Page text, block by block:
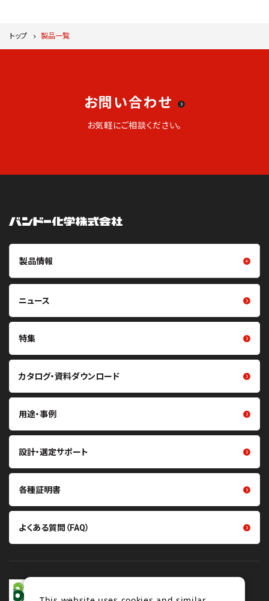
トップ 製品一覧
お問い合わせ
お気軽にご相談ください。
製品情報
摩擦伝動ベルト（Vベルト・平ベ
ト・プーリ）
重量物搬送用コンベヤベルト・
張力計・センサ
フイルム・シート
クリーン化製品
熱マネジメント関連製品
その他製品
ニュース
特集
カタログ・資料ダウンロード
用途・事例
設計・選定サポート
各種証明書
よくある質問（FAQ）